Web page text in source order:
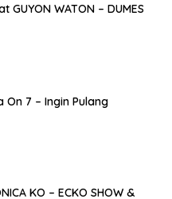
GUYON WATON – DUMES
On 7 – Ingin Pulang
KO – ECKO SHOW &